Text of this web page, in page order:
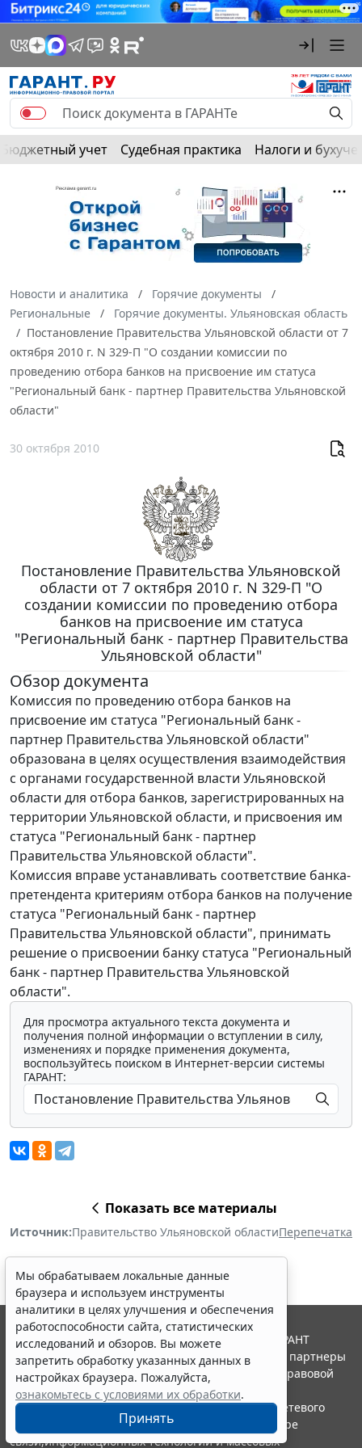
Бюджетный учет Судебная практика Налоги и
Новости и аналитика
Горячие документы
Региональные
Горячие документы. Ульяновская область
Постановление Правительства Ульяновской области от 7
октября 2010 г. N 329-П "О создании комиссии по
проведению отбора банков на присвоение им статуса
"Региональный банк - партнер Правительства Ульяновской
области"
30 октября 2010
Постановление Правительства Ульяновской
области от 7 октября 2010 г. N 329-П "О
создании комиссии по проведению отбора
банков на присвоение им статуса
"Региональный банк - партнер Правительства
Ульяновской области"
Обзор документа
Комиссия по проведению отбора банков на
присвоение им статуса "Региональный банк -
партнер Правительства Ульяновской области"
образована в целях осуществления взаимодействия
с органами государственной власти Ульяновской
области для отбора банков, зарегистрированных на
территории Ульяновской области, и присвоения им
статуса "Региональный банк - партнер
Правительства Ульяновской области".
Комиссия вправе устанавливать соответствие банка-
претендента критериям отбора банков на получение
статуса "Региональный банк - партнер
Правительства Ульяновской области", принимать
решение о присвоении банку статуса "Региональный
банк - партнер Правительства Ульяновской
области".
Для просмотра актуального текста документа и
получения полной информации о вступлении в силу,
изменениях и порядке применения документа,
воспользуйтесь поиском в Интернет-версии системы
ГАРАНТ:
Показать все материалы
Источник:Правительство Ульяновской областиПерепечатка
Мы обрабатываем локальные данные
браузера и используем инструменты
аналитики в целях улучшения и обеспечения
работоспособности сайта, статистических
исследований и обзоров. Вы можете
запретить обработку указанных данных в
настройках браузера. Пожалуйста,
ознакомьтесь с условиями их обработки.
Принять
© ООО "НПП "ГАРАНТ-СЕРВИС", 2026. Система ГАРАНТ
выпускается с 1990 года. Компания "Гарант" и ее партнеры
являются участниками Российской ассоциации правовой
информации ГАРАНТ.
Портал ГАРАНТ.РУ зарегистрирован в качестве сетевого
издания Федеральной службой по надзору в сфере
связи,информационных технологий и массовых